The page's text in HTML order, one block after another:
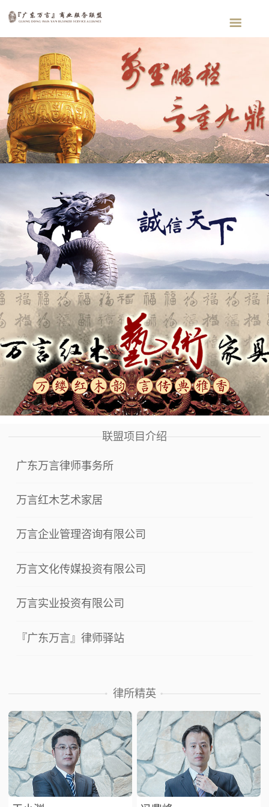
联盟项目介绍
广东万言律师事务所
万言红木艺术家居
万言企业管理咨询有限公司
万言文化传媒投资有限公司
万言实业投资有限公司
『广东万言』律师驿站
律所精英